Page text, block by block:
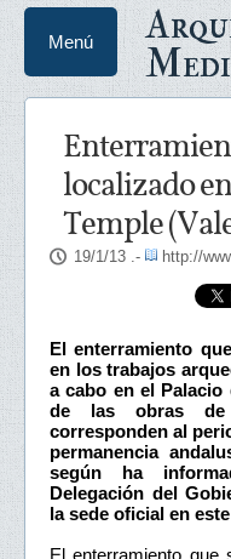
Menú
localizado
Temple
19/1/13 .- http://
El enterramiento
en los trabajos
a cabo en el Palacio
de las obras de
corresponden al
permanencia
según ha
Delegación del
la sede oficial en
El enterramiento que